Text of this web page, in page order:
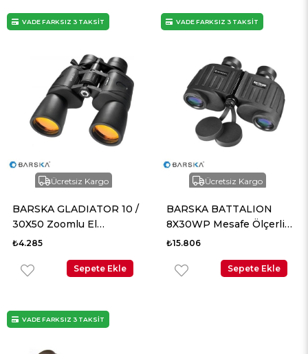
Ücretsiz Kargo
BARSKA GLADIATOR 10 /
30X50 Zoomlu El
Dürbünü – Turuncu Lens
₺4.285
Sepete Ekle
VADE FARKSIZ 3 TAKSİT
Ücretsiz Kargo
BARSKA BATTALION
8X30WP Mesafe Ölçerli
El Dürbünü
₺15.806
Sepete Ekle
VADE FARKSIZ 3 TAKSİT
VADE FARKSIZ 3 TAKSİT